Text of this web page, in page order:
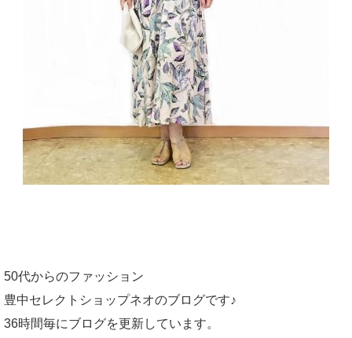
50代からのファッション
豊中セレクトショップネオのブログです♪
36時間毎にブログを更新しています。